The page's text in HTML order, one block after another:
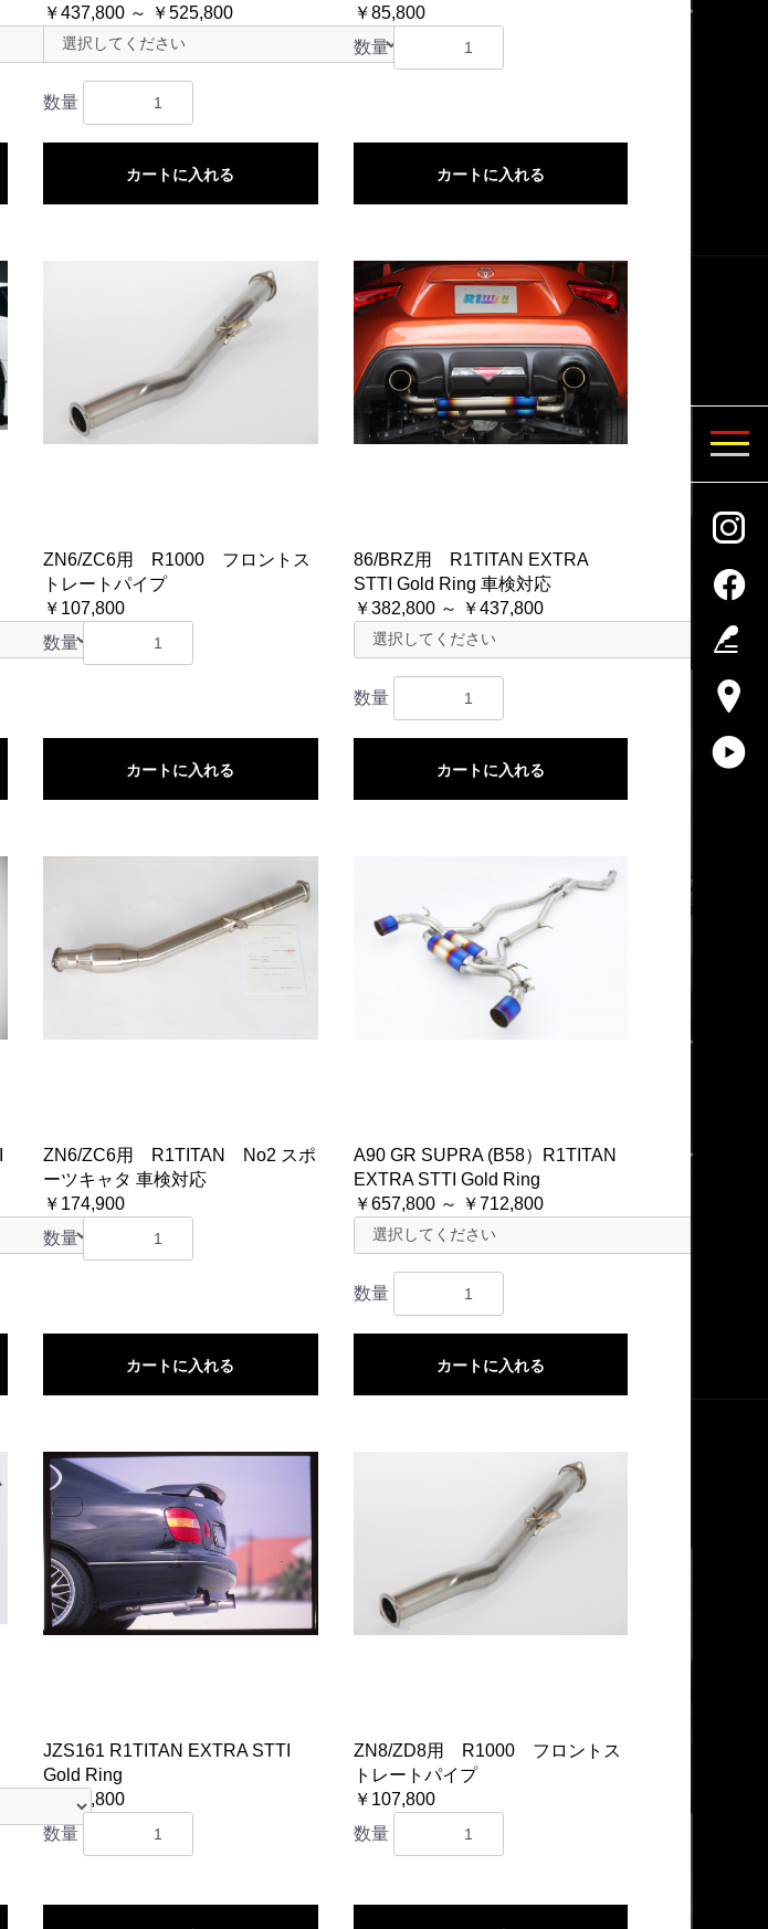
￥437,800 ～ ￥525,800
数量
カートに入れる
￥85,800
数量
カートに入れる
ZN6/ZC6用 R1000 フロントス
トレートパイプ
￥107,800
数量
カートに入れる
86/BRZ用 R1TITAN EXTRA
STTI Gold Ring 車検対応
￥382,800 ～ ￥437,800
数量
カートに入れる
ZN6/ZC6用 R1TITAN No2 スポ
ーツキャタ 車検対応
￥174,900
数量
カートに入れる
A90 GR SUPRA (B58）R1TITAN
EXTRA STTI Gold Ring
￥657,800 ～ ￥712,800
数量
カートに入れる
JZS161 R1TITAN EXTRA STTI
Gold Ring
￥382,800
数量
ZN8/ZD8用 R1000 フロントス
トレートパイプ
￥107,800
数量